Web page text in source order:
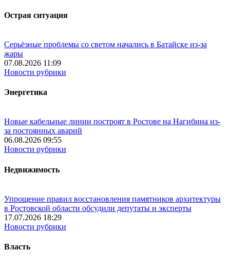
Острая ситуация
Серьёзные проблемы со светом начались в Батайске из-за
жары
07.08.2026 11:09
Новости рубрики
Энергетика
Новые кабельные линии построят в Ростове на Нагибина из-
за постоянных аварий
06.08.2026 09:55
Новости рубрики
Недвижимость
Упрощение правил восстановления памятников архитектуры
в Ростовской области обсудили депутаты и эксперты
17.07.2026 18:29
Новости рубрики
Власть